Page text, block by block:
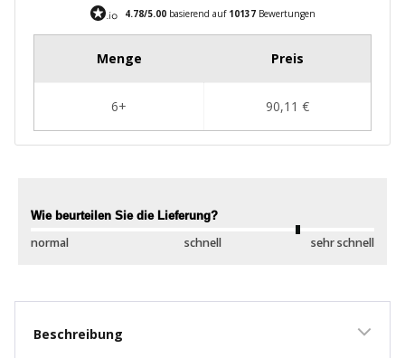
4.78/5.00basierend auf 10137Bewertungen
Wie beurteilen Sie die Lieferung?
normal schnell sehr schnell
Beschreibung